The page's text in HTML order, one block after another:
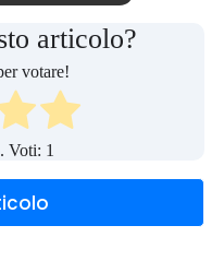
articolo?
votare!
Voti: 1